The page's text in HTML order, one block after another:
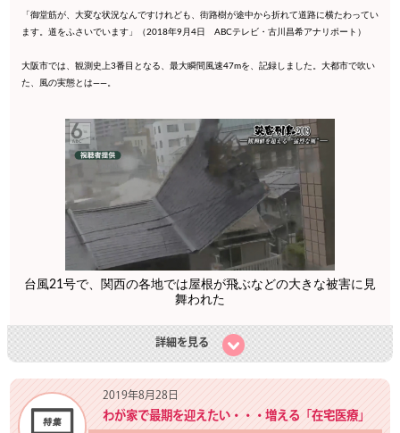
「御堂筋が、大変な状況なんですけれども、街路樹が途中から折れて道路に横たわってい
ます。道をふさいでいます」（2018年9月4日 ABCテレビ・古川昌希アナリポート）
大阪市では、観測史上3番目となる、最大瞬間風速47mを、記録しました。大都市で吹い
た、風の実態とは――。
台風21号で、関西の各地では屋根が飛ぶなどの大きな被害に見
舞われた
詳細を見る
2019年8月28日
わが家で最期を迎えたい・・・増える「在宅医療」